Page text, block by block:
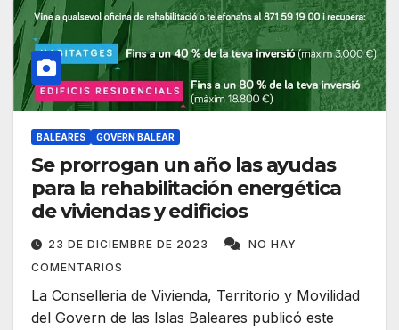
BALEARES GOVERN BALEAR
Se prorrogan un año las ayudas
para la rehabilitación energética
de viviendas y edificios
23 DE DICIEMBRE DE 2023
NO HAY
COMENTARIOS
La Conselleria de Vivienda, Territorio y Movilidad
del Govern de las Islas Baleares publicó este